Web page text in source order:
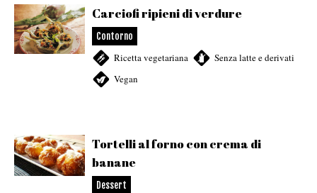
Carciofi ripieni di verdure
Contorno
Ricetta vegetariana Senza latte e derivati
Vegan
Tortelli al forno con crema di
banane
Dessert